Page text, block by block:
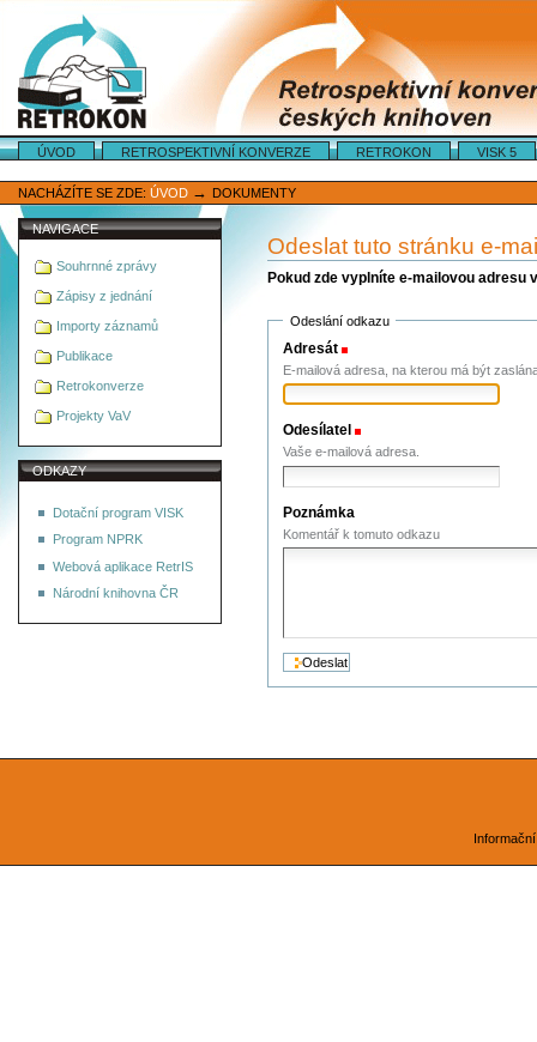
Oddíly
ÚVOD RETROSPEKTIVNÍ KONVERZE RETROKON
VISK 5
Osobní
nástroje
NACHÁZÍTE SE ZDE: ÚVOD → DOKUMENTY
NAVIGACE
Souhrnné zprávy
Zápisy z jednání
Importy záznamů
Publikace
Retrokonverze
Projekty VaV
ODKAZY
Dotační program VISK
Program NPRK
Webová aplikace RetrIS
Národní knihovna ČR
Odeslat tuto stránku e-
Pokud zde vyplníte e-mailovou adresu
Odeslání odkazu
Adresát
E-mailová adresa, na kterou má být
Odesílatel
Vaše e-mailová adresa.
Poznámka
Komentář k tomuto odkazu